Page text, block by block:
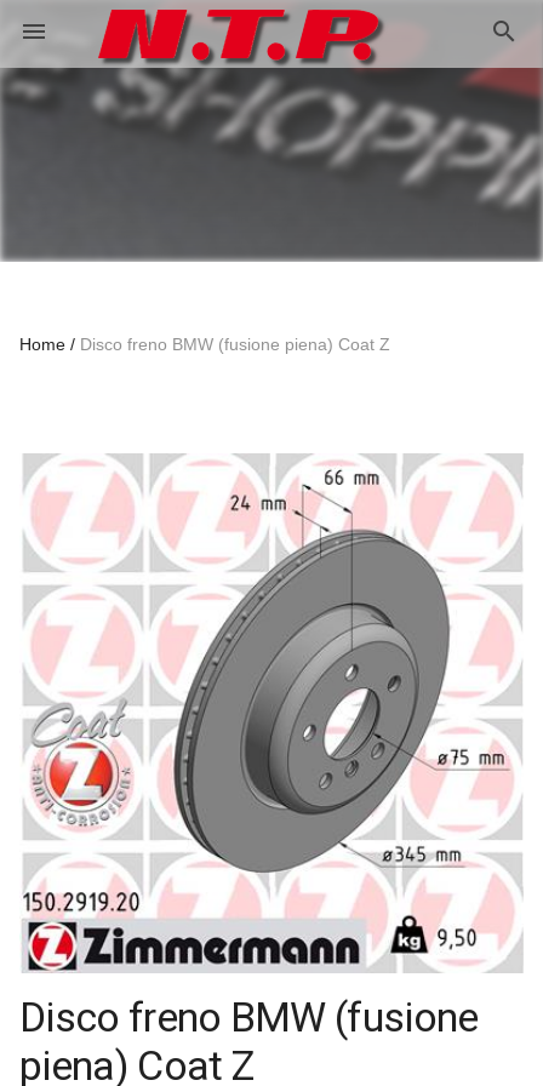
menu search
Home Disco freno BMW (fusione piena) Coat Z
Disco freno BMW (fusione
piena) Coat Z